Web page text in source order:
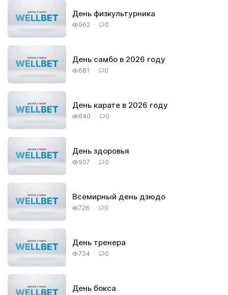
962 0
День физкультурника
681 0
День самбо в 2026 году
640 0
День карате в 2026 году
937 0
День здоровья
726 0
Всемирный день дзюдо
734 0
День тренера
День бокса